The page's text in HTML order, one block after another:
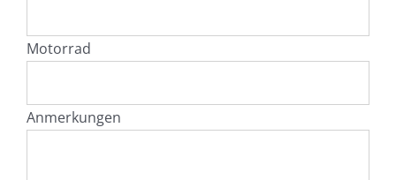
Motorrad
Anmerkungen